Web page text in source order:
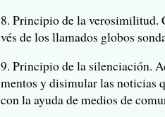
8. Prin­ci­pio de la vero­si­mi­li­tud.
vés de los lla­ma­dos glo­bos
9. Prin­ci­pio de la silen­cia­ción.
men­tos y disi­mu­lar las noti­cias
con la ayuda de medios de